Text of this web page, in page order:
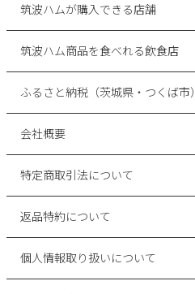
筑波ハムが購入できる店舗
筑波ハム商品を食べれる飲食店
ふるさと納税（茨城県・つくば市）
会社概要
特定商取引法について
返品特約について
個人情報取り扱いについて